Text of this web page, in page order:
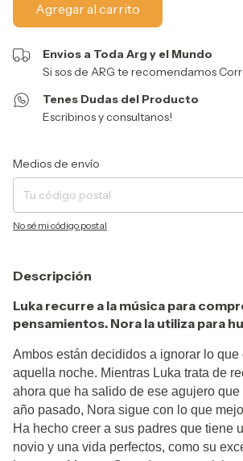
Envios a Toda Arg y el Mundo
Si sos de ARG te recomendamos
Tenes Dudas del Producto
Escribinos y consultanos!
Entregas para el CP:
Medios de envío
No sé mi código postal
Descripción
Luka recurre a la música para
pensamientos. Nora la utiliza para
Ambos están decididos a ignorar lo
aquella noche. Mientras Luka trata de
ahora que ha salido de ese agujero que
año pasado, Nora sigue con lo que
Ha hecho creer a sus padres que tiene
novio y una vida perfectos, como su